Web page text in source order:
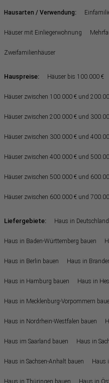
Hausarten / Verwendung:
Häuser mit Einliegerwohnung
Zweifamilienhäuser
Hauspreise: Häuser bis 100.000 €
Häuser zwischen 100.000 € und
Häuser zwischen 200.000 € und
Häuser zwischen 300.000 € und
Häuser zwischen 400.000 € und
Häuser zwischen 500.000 € und
Häuser zwischen 600.000 € und
Liefergebiete: Haus in
Haus in Baden-Württemberg bauen
Haus in Berlin bauen Haus in
Haus in Hamburg bauen Haus in
Haus in Mecklenburg-Vorpommern
Haus in Nordrhein-Westfalen bauen
Haus im Saarland bauen Haus in
Haus in Sachsen-Anhalt bauen Haus
Haus in Thüringen bauen Haus in